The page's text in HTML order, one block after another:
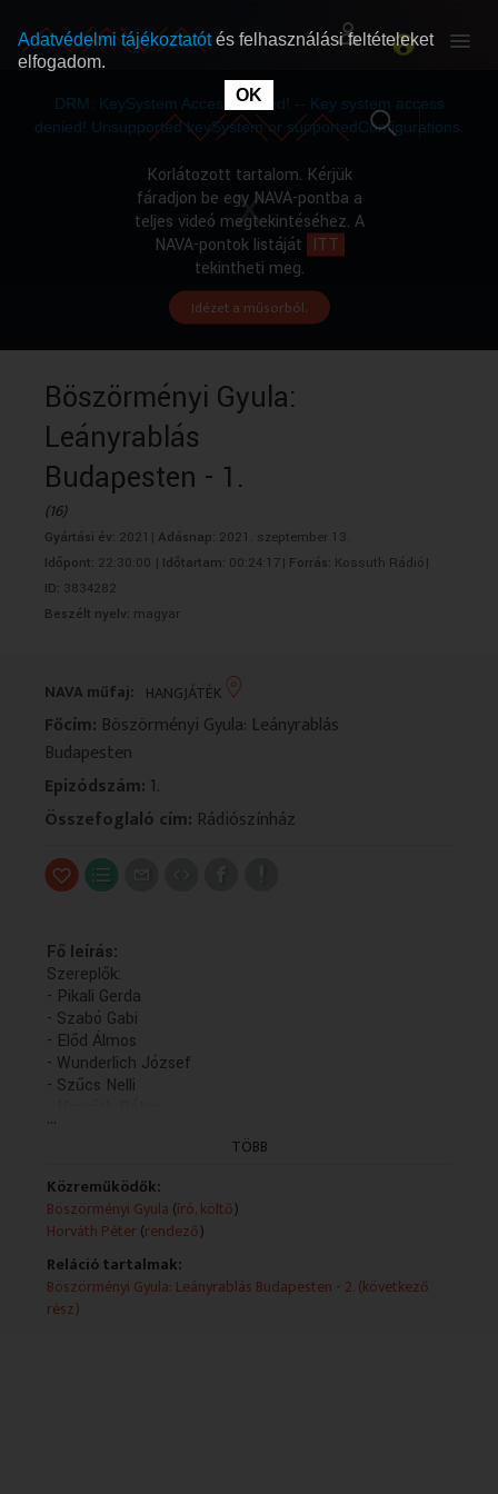
RÓLUNK
RÓLUNK
DRM: KeySystem Access Denied! -- Key system access
denied! Unsupported keySystem or supportedConfigurations.
Korlátozott tartalom. Kérjük
fáradjon be egy NAVA-pontba a
teljes videó megtekintéséhez. A
NAVA-pontok listáját ITT
tekintheti meg.
Idézet a műsorból.
Böszörményi Gyula:
Leányrablás
Budapesten - 1.
(16)
Gyártási év: 2021| Adásnap: 2021. szeptember 13.
Időpont: 22:30:00 | Időtartam: 00:24:17| Forrás: Kossuth Rádió|
ID: 3834282
Beszélt nyelv: magyar
NAVA műfaj: HANGJÁTÉK
Főcím: Böszörményi Gyula: Leányrablás
Budapesten
Epizódszám: 1.
Összefoglaló cím: Rádiószínház
Fő leírás:
Szereplők:
- Pikali Gerda
- Szabó Gabi
- Előd Álmos
- Wunderlich József
- Szűcs Nelli
- Gálvölgyi János
...
TÖBB
Közreműködők:
Böszörményi Gyula (író, költő)
Horváth Péter(rendező)
Reláció tartalmak:
Böszörményi Gyula: Leányrablás Budapesten - 2. (következő
rész)
Adatvédelmi tájékoztatótés felhasználási feltételeket
elfogadom.
OK